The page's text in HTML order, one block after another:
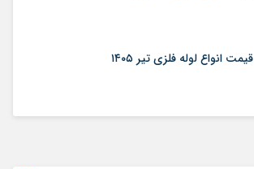
قیمت انواع لوله فلزی تیر ۱۴۰۵